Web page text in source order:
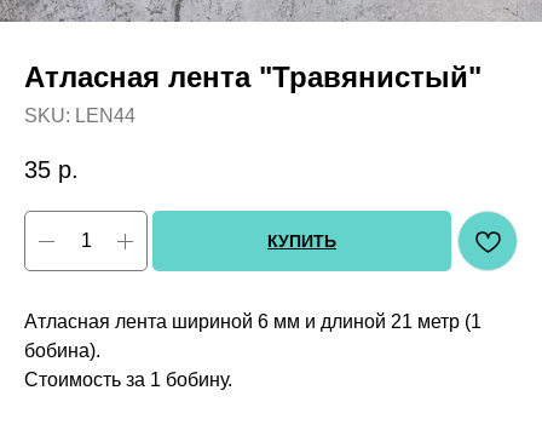
Атласная лента "Травянистый"
SKU: LEN44
35 р.
КУПИТЬ
Атласная лента шириной 6 мм и длиной 21 метр (1
бобина).
Стоимость за 1 бобину.